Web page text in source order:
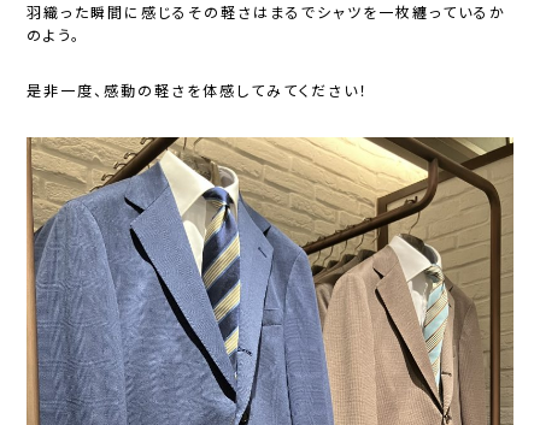
羽織った瞬間に感じるその軽さはまるでシャツを一枚纏っているか
のよう。
是非一度、感動の軽さを体感してみてください！